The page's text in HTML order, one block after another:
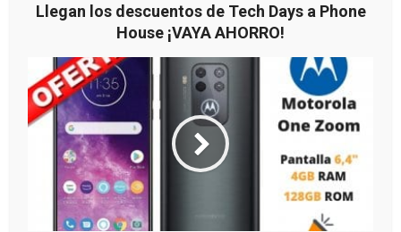
Llegan los descuentos de Tech Days a Phone
House ¡VAYA AHORRO!